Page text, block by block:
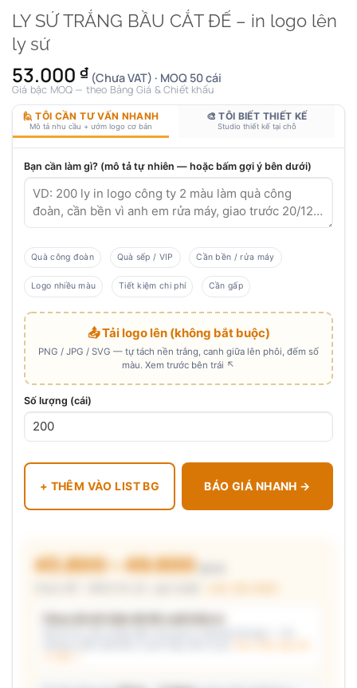
LY SỨ TRẮNG BẦU CẮT ĐẾ – in logo lên
ly sứ
53.000 ₫ (Chưa VAT) · MOQ 50 cái
Giá bậc MOQ — theo Bảng Giá & Chiết khấu
🙋 TÔI CẦN TƯ VẤN NHANH
Mô tả nhu cầu + ướm logo cơ bản
🎨 TÔI BIẾT THIẾT KẾ
Studio thiết kế tại chỗ
Bạn cần làm gì? (mô tả tự nhiên — hoặc bấm gợi ý bên dưới)
Quà công đoàn Quà sếp / VIP Cần bền / rửa máy
Logo nhiều màu Tiết kiệm chi phí Cần gấp
📤 Tải logo lên (không bắt buộc)
PNG / JPG / SVG — tự tách nền trắng, canh giữa lên phôi, đếm số
màu. Xem trước bên trái ↖
Số lượng (cái)
+ THÊM VÀO LIST BG BÁO GIÁ NHANH →
45.800 – 49.600